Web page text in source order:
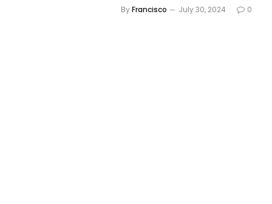
ByFrancisco July 30, 2024 0